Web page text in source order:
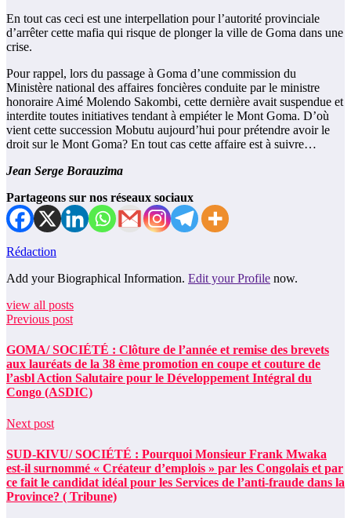
En tout cas ceci est une interpellation pour l’autorité provinciale
d’arrêter cette mafia qui risque de plonger la ville de Goma dans une
crise.
Pour rappel, lors du passage à Goma d’une commission du
Ministère national des affaires foncières conduite par le ministre
honoraire Aimé Molendo Sakombi, cette dernière avait suspendue et
interdite toutes initiatives tendant à empiéter le Mont Goma. D’où
vient cette succession Mobutu aujourd’hui pour prétendre avoir le
droit sur le Mont Goma? En tout cas cette affaire est à suivre…
Jean Serge Borauzima
Partageons sur nos réseaux sociaux
Rédaction
Add your Biographical Information. Edit your Profile now.
view all posts
Previous post
GOMA/ SOCIÉTÉ : Clôture de l’année et remise des brevets
aux lauréats de la 38 ème promotion en coupe et couture de
l’asbl Action Salutaire pour le Développement Intégral du
Congo (ASDIC)
Next post
SUD-KIVU/ SOCIÉTÉ : Pourquoi Monsieur Frank Mwaka
est-il surnommé « Créateur d’emplois » par les Congolais et par
ce fait le candidat idéal pour les Services de l’anti-fraude dans la
Province? ( Tribune)